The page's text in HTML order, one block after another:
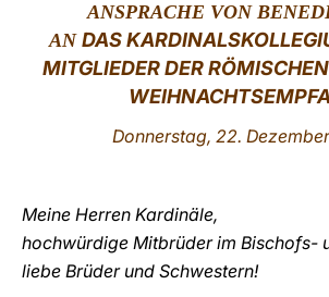
ANSPRACHE VON
AN DAS
MITGLIEDER DER
Donnerstag, 22.
Meine Herren Kardinäle,
hochwürdige Mitbrüder im Bischofs-
liebe Brüder und Schwestern!